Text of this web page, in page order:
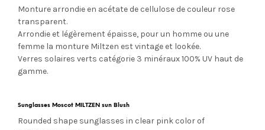
Monture arrondie en acétate de cellulose de couleur rose
transparent.
Arrondie et légèrement épaisse, pour un homme ou une
femme la monture Miltzen est vintage et lookée.
Verres solaires verts catégorie 3 minéraux 100% UV haut de
gamme.
Sunglasses Moscot MILTZEN sun Blush
Rounded shape sunglasses in clear pink color of